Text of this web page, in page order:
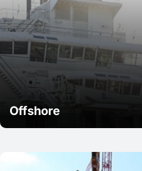
Offshore